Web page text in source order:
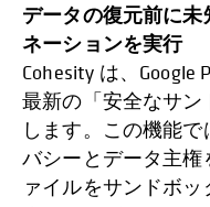
データの復元前に
ネーションを実行
Cohesity は、Google
最新の「安全なサ
します。この機能
バシーとデータ主
ァイルをサンドボ